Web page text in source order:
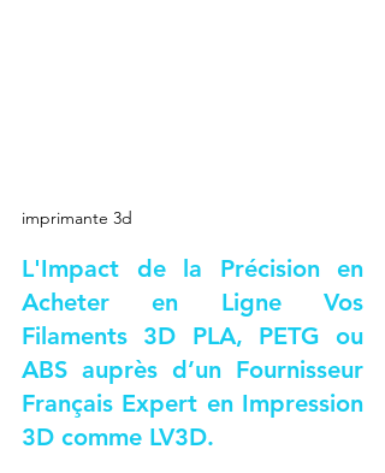
imprimante 3d
L'Impact de la Précision en
Acheter en Ligne Vos
Filaments 3D PLA, PETG ou
ABS auprès d’un Fournisseur
Français Expert en Impression
3D comme LV3D.